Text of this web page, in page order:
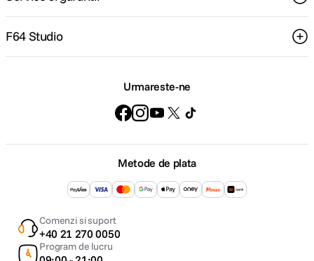
F64 Studio
Urmareste-ne
Metode de plata
Comenzi si suport
+40 21 270 0050
Program de lucru